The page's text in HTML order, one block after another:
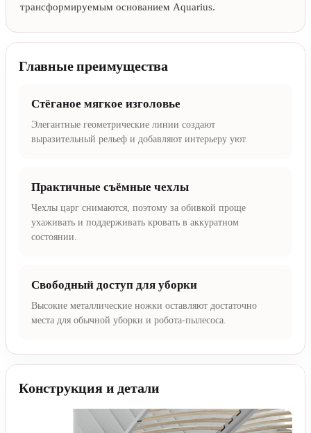
трансформируемым основанием Aquarius.
Главные преимущества
Стёганое мягкое изголовье
Элегантные геометрические линии создают
выразительный рельеф и добавляют интерьеру уют.
Практичные съёмные чехлы
Чехлы царг снимаются, поэтому за обивкой проще
ухаживать и поддерживать кровать в аккуратном
состоянии.
Свободный доступ для уборки
Высокие металлические ножки оставляют достаточно
места для обычной уборки и робота-пылесоса.
Конструкция и детали